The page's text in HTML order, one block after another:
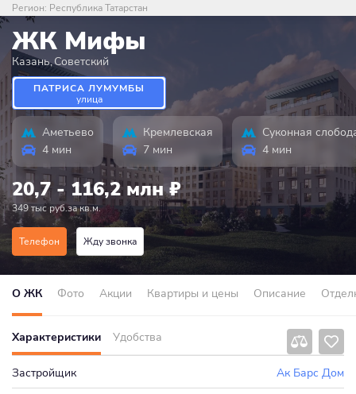
Регион: Республика Татарстан
ЖК Мифы
Казань,Советский
ПАТРИСА ЛУМУМБЫ
улица
Аметьево
4 мин
Кремлевская
7 мин
Суконная
4 мин
20,7 - 116,2 млн₽
349 тыс руб.за кв.м.
Телефон Жду звонка
О ЖК Фото Акции Квартиры и цены Описание
Характеристики Удобства
Застройщик
Ак Барс Дом